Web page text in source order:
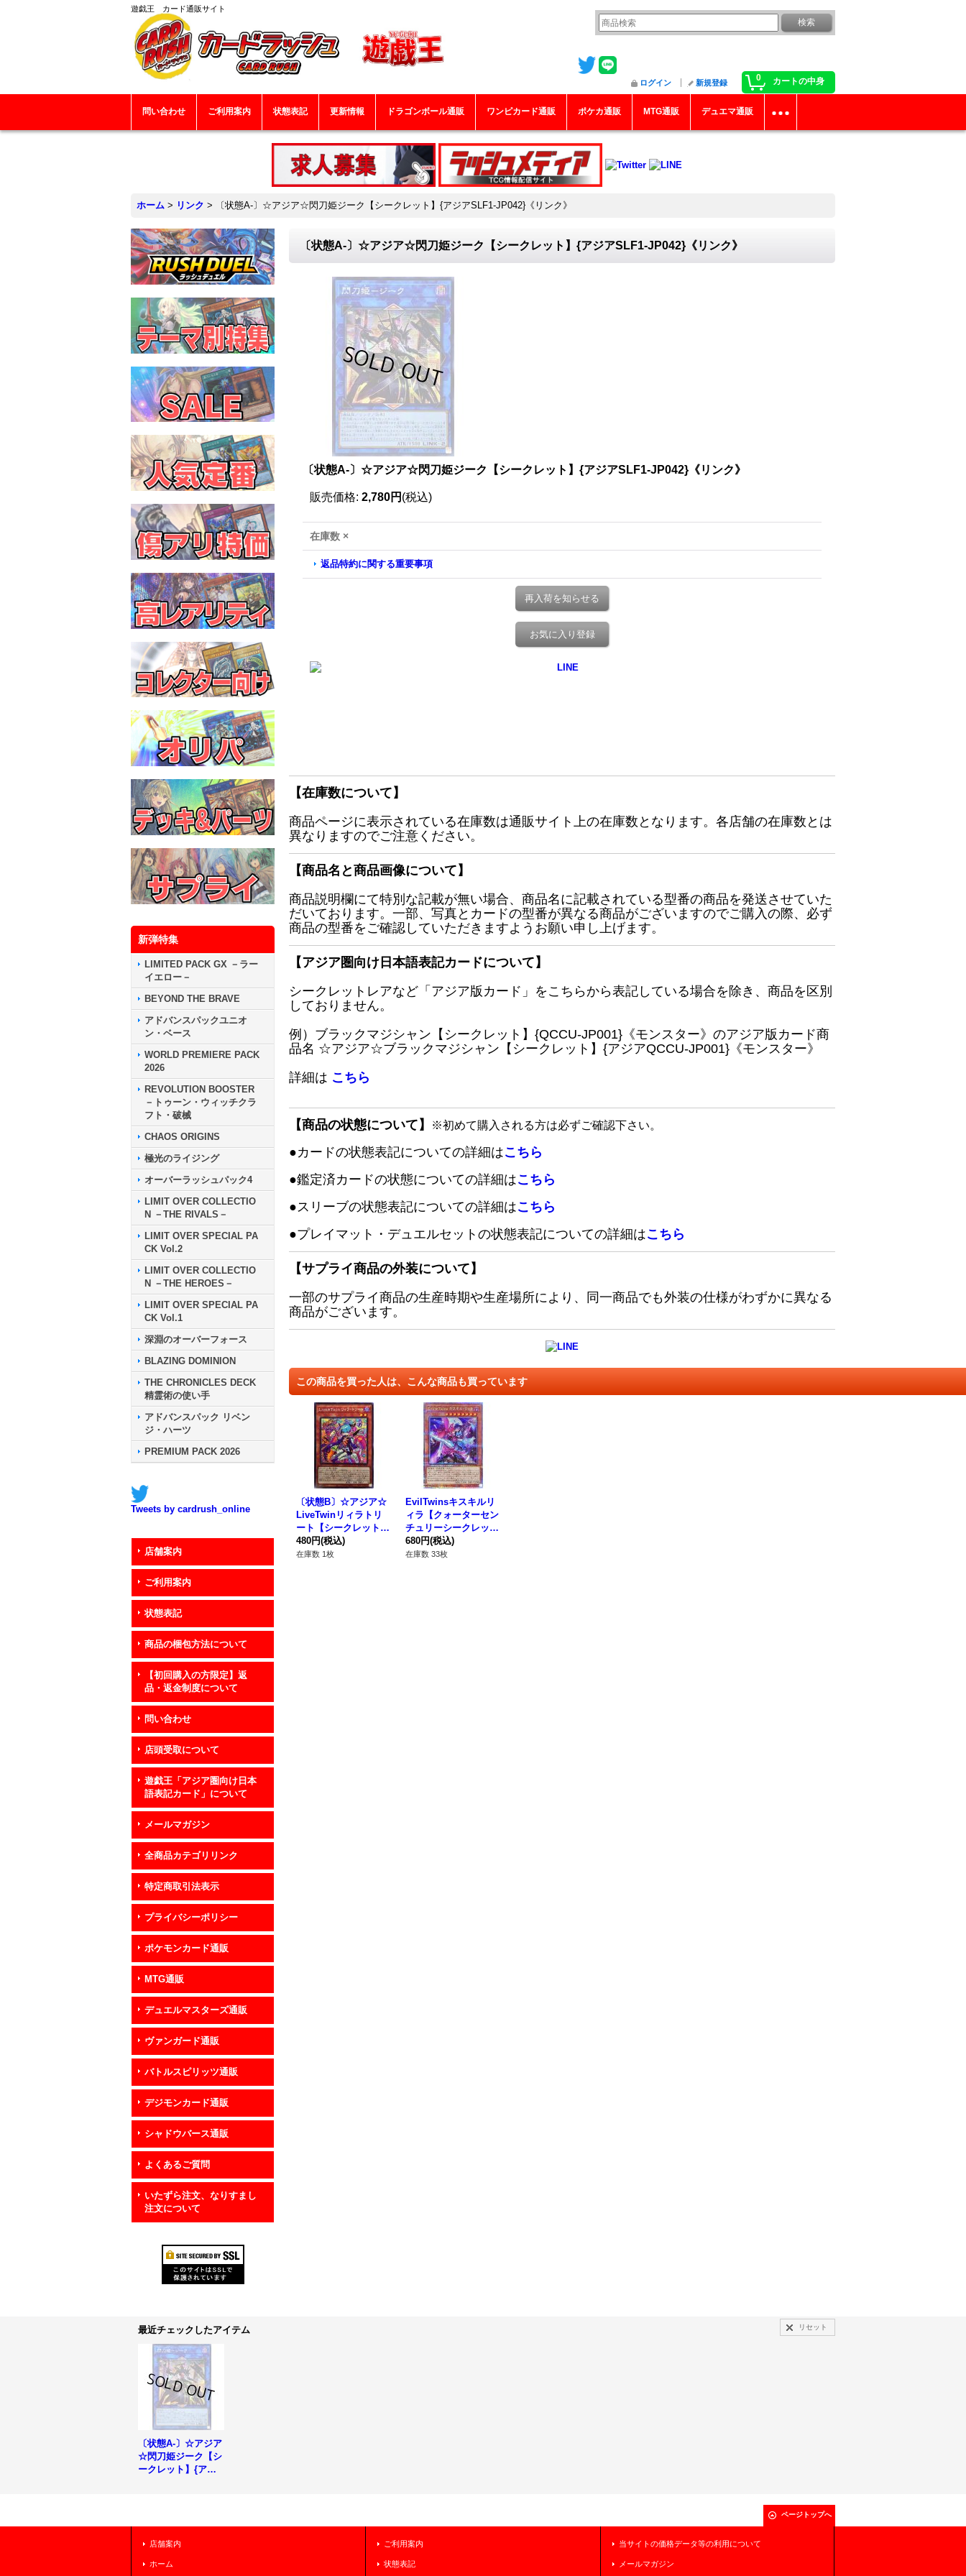
遊戯王 カード通販サイト
0 カートの中身
ログイン 新規登録
問い合わせ ご利用案内 状態表記 更新情報 ドラゴンボール通販 ワンピカード通販 ポケカ通販 MTG通販 デュエマ通販
ホーム > リンク > 〔状態A-〕☆アジア☆閃刀姫ジーク【シークレット】{アジアSLF1-JP042}《リンク》
新弾特集
LIMITED PACK GX －ラー
イエロー－
BEYOND THE BRAVE
アドバンスパックユニオ
ン・ベース
WORLD PREMIERE PACK
2026
REVOLUTION BOOSTER
－トゥーン・ウィッチクラ
フト・破械
CHAOS ORIGINS
極光のライジング
オーバーラッシュパック4
LIMIT OVER COLLECTIO
N －THE RIVALS－
LIMIT OVER SPECIAL PA
CK Vol.2
LIMIT OVER COLLECTIO
N －THE HEROES－
LIMIT OVER SPECIAL PA
CK Vol.1
深淵のオーバーフォース
BLAZING DOMINION
THE CHRONICLES DECK
精霊術の使い手
アドバンスパック リベン
ジ・ハーツ
PREMIUM PACK 2026
Tweets by cardrush_online
店舗案内
ご利用案内
状態表記
商品の梱包方法について
【初回購入の方限定】返
品・返金制度について
問い合わせ
店頭受取について
遊戯王「アジア圏向け日本
語表記カード」について
メールマガジン
全商品カテゴリリンク
特定商取引法表示
プライバシーポリシー
ポケモンカード通販
MTG通販
デュエルマスターズ通販
ヴァンガード通販
バトルスピリッツ通販
デジモンカード通販
シャドウバース通販
よくあるご質問
いたずら注文、なりすまし
注文について
〔状態A-〕☆アジア☆閃刀姫ジーク【シークレット】{アジアSLF1-JP042}《リンク》
〔状態A-〕☆アジア☆閃刀姫ジーク【シークレット】{アジアSLF1-JP042}《リンク》
販売価格: 2,780円 (税込)
在庫数 ×
返品特約に関する重要事項
再入荷を知らせる
お気に入り登録
【在庫数について】
商品ページに表示されている在庫数は通販サイト上の在庫数となります。各店舗の在庫数とは
異なりますのでご注意ください。
【商品名と商品画像について】
商品説明欄にて特別な記載が無い場合、商品名に記載されている型番の商品を発送させていた
だいております。一部、写真とカードの型番が異なる商品がございますのでご購入の際、必ず
商品の型番をご確認していただきますようお願い申し上げます。
【アジア圏向け日本語表記カードについて】
シークレットレアなど「アジア版カード」をこちらから表記している場合を除き、商品を区別
しておりません。
例）ブラックマジシャン【シークレット】{QCCU-JP001}《モンスター》のアジア版カード商
品名 ☆アジア☆ブラックマジシャン【シークレット】{アジアQCCU-JP001}《モンスター》
詳細は こちら
【商品の状態について】 ※初めて購入される方は必ずご確認下さい。
●カードの状態表記についての詳細はこちら
●鑑定済カードの状態についての詳細はこちら
●スリーブの状態表記についての詳細はこちら
●プレイマット・デュエルセットの状態表記についての詳細はこちら
【サプライ商品の外装について】
一部のサプライ商品の生産時期や生産場所により、同一商品でも外装の仕様がわずかに異なる
商品がございます。
この商品を買った人は、こんな商品も買っています
〔状態B〕☆アジア☆
LiveTwinリィラトリ
ート【シークレット】
{アジアBLVO-JP028}
《モンスター》
480円(税込)
在庫数 1枚
EvilTwinsキスキルリ
ィラ【クォーターセン
チュリーシークレッ
ト】{QCAC-JP083}
《モンスター》
680円(税込)
在庫数 33枚
最近チェックしたアイテム リセット
〔状態A-〕☆アジア
☆閃刀姫ジーク【シ
ークレット】{アジ
ページトップへ
店舗案内
ホーム
ご利用案内
状態表記
当サイトの価格データ等の利用について
メールマガジン